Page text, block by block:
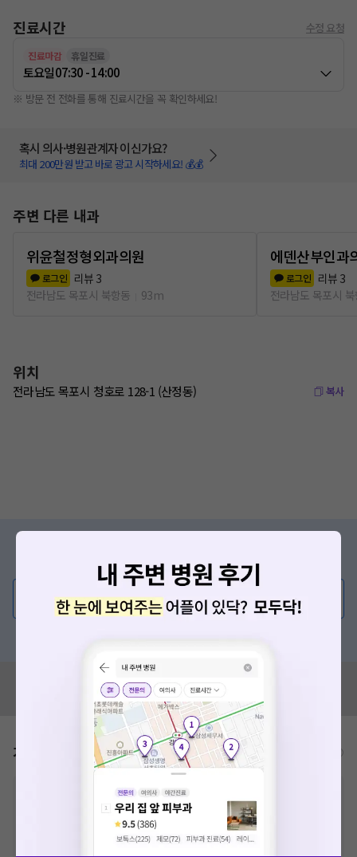
진료시간 수정 요청
진료마감 휴일진료
토요일07:30 - 14:00
※ 방문 전 전화를 통해 진료시간을 꼭 확인하세요!
혹시 의사·병원관계자 이신가요?
최대 200만원 받고 바로 광고 시작하세요! 💰💰
주변 다른 내과
위윤철정형외과의원
로그인 리뷰 3
전라남도 목포시 북항동
93m
에덴산부인과
로그인 리뷰 3
전라남도 목포시
위치
전라남도 목포시 청호로 128-1 (산정동) 복사
의사가 직접 답해드려요!
💬 무엇이든 물어보세요
혹시 잘못된 병원정보가 있나요?
모두닥 팀에 알려주세요!
가격표 비급여/급여 진료란?
추가비용 등으로 실제 가격과 상이할 수 있으니, 정확
한 가격은 해당 의료기관에 직접 문의해주세요.
건강보험심사평가원
에 고지되어 있는 급여 진료 기준 가
격입니다. (진료와 연관된 복합적인 비용이 추가되어, 병원마다 금액이 다르게
산정될 수 있는 점 참고 바랍니다.)